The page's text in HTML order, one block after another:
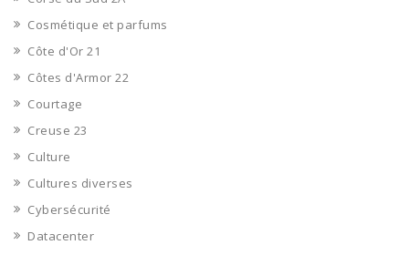
Cosmétique et parfums
Côte d'Or 21
Côtes d'Armor 22
Courtage
Creuse 23
Culture
Cultures diverses
Cybersécurité
Datacenter